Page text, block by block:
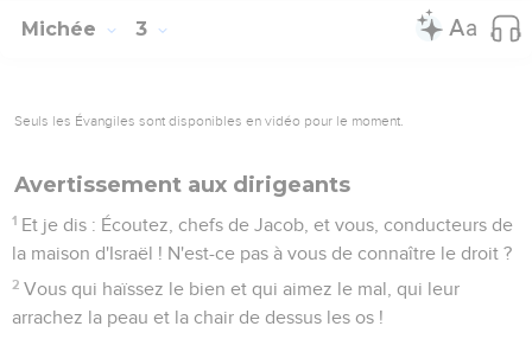
Michée 3
Seuls les Évangiles sont disponibles en vidéo pour le moment.
Avertissement aux dirigeants
1 Et je dis : Écoutez, chefs de Jacob, et vous, conducteurs de
la maison d'Israël ! N'est-ce pas à vous de connaître le droit ?
2 Vous qui haïssez le bien et qui aimez le mal, qui leur
arrachez la peau et la chair de dessus les os !